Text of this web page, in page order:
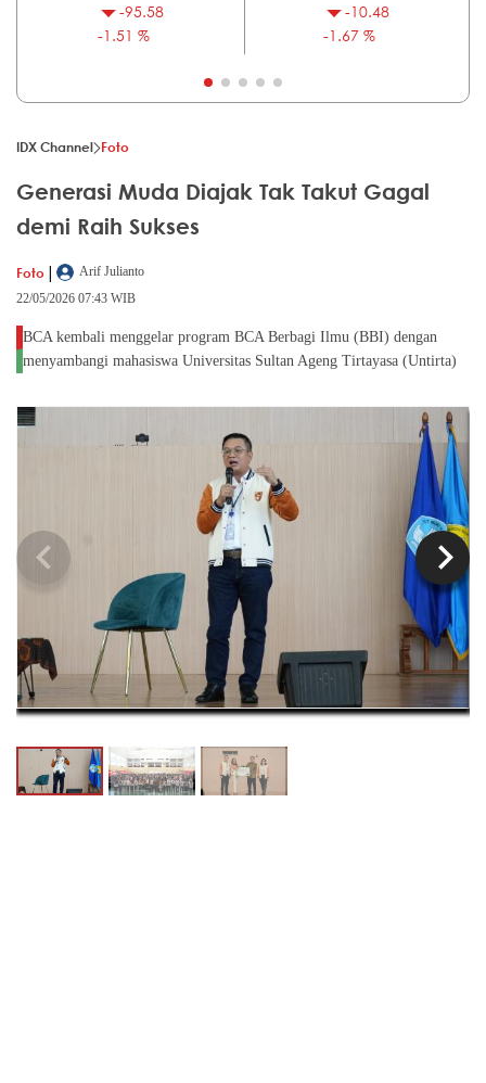
-95.58
-1.51 %
-10.48
-1.67 %
IDX Channel Foto
Generasi Muda Diajak Tak Takut Gagal
demi Raih Sukses
Foto |
Arif Julianto
22/05/2026 07:43 WIB
BCA kembali menggelar program BCA Berbagi Ilmu (BBI) dengan
menyambangi mahasiswa Universitas Sultan Ageng Tirtayasa (Untirta)
chevron_right
chevron_left